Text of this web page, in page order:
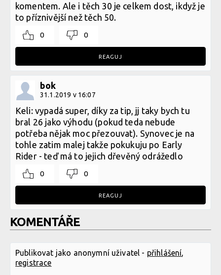
komentem. Ale i těch 30 je celkem dost, ikdyž je
to příznivější než těch 50.
0 0
REAGUJ
bok
31.1.2019 v 16:07
Keli: vypadá super, díky za tip, jj taky bych tu
bral 26 jako výhodu (pokud teda nebude
potřeba nějak moc přezouvat). Synovec je na
tohle zatim malej takže pokukuju po Early
Rider - teď má to jejich dřevěný odrážedlo
0 0
REAGUJ
KOMENTÁŘE
Publikovat jako anonymní uživatel - přihlášení
registrace